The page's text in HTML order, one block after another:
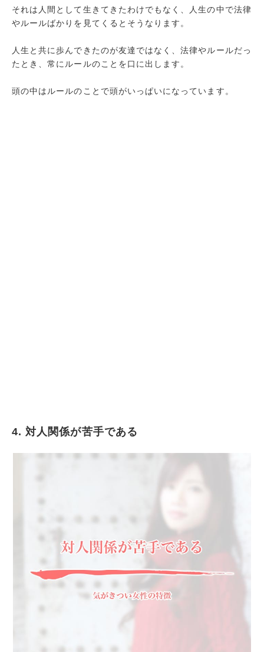
それは人間として生きてきたわけでもなく、人生の中で法律
やルールばかりを見てくるとそうなります。
人生と共に歩んできたのが友達ではなく、法律やルールだっ
たとき、常にルールのことを口に出します。
頭の中はルールのことで頭がいっぱいになっています。
4. 対人関係が苦手である